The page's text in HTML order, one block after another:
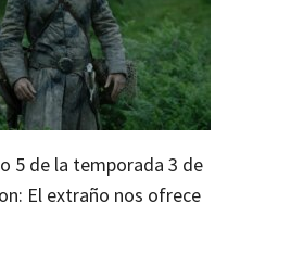
5 de la temporada 3 de
El extraño nos ofrece